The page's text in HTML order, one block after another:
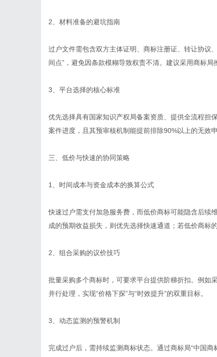
2、材料准备的避坑指南
过户文件需包含双方主体证明、商标注册证、转让协议
间点”，避免因条款模糊导致权责不清。建议采用商标
3、平台选择的核心标准
优先选择具有国家知识产权局备案资质、提供全流程担
案件进度，且其预审核机制能提前排除90%以上的无效
三、低价与快速的协同策略
1、时间成本与资金成本的换算公式
快速过户需支付加急服务费，而低价商标可能隐含后续
成的预期收益损失，则优先选择快速通道；若低价商标
2、组合采购的议价技巧
批量采购多个商标时，可要求平台提供阶梯折扣。例如
并行处理，实现“价格下探”与“时效提升”的双重目标。
3、动态监测的预警机制
完成过户后，需持续监测商标状态。通过商标局“中国